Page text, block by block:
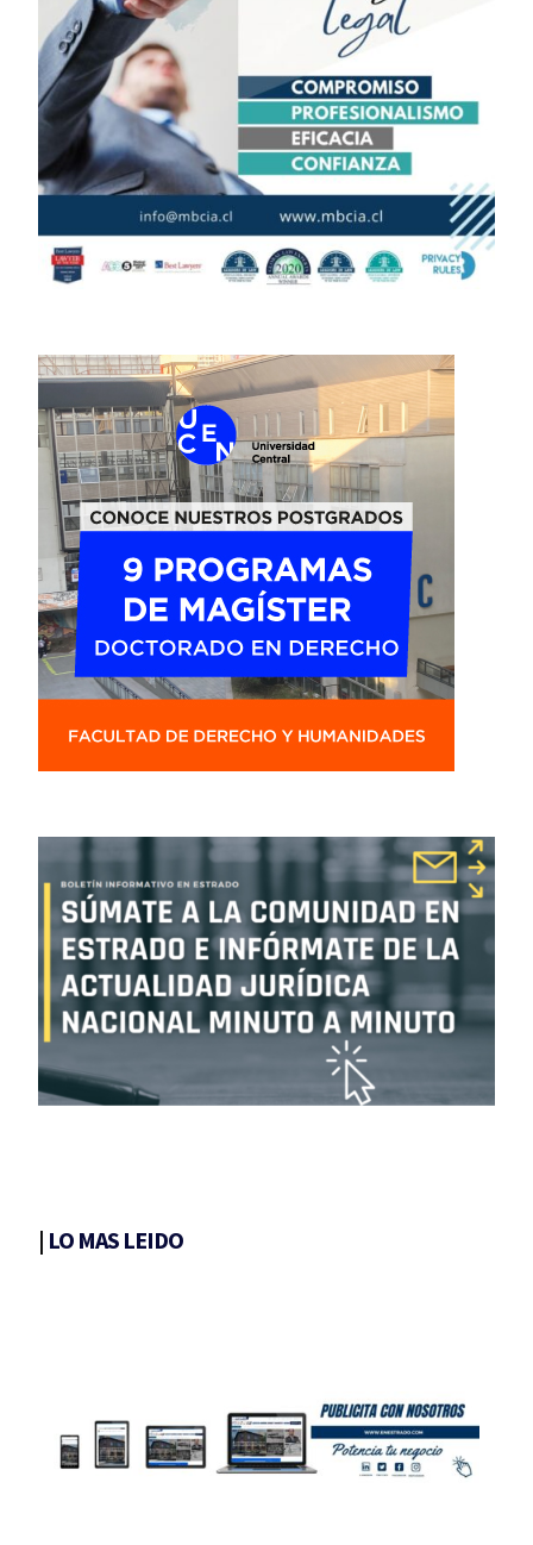
| LO MAS LEIDO